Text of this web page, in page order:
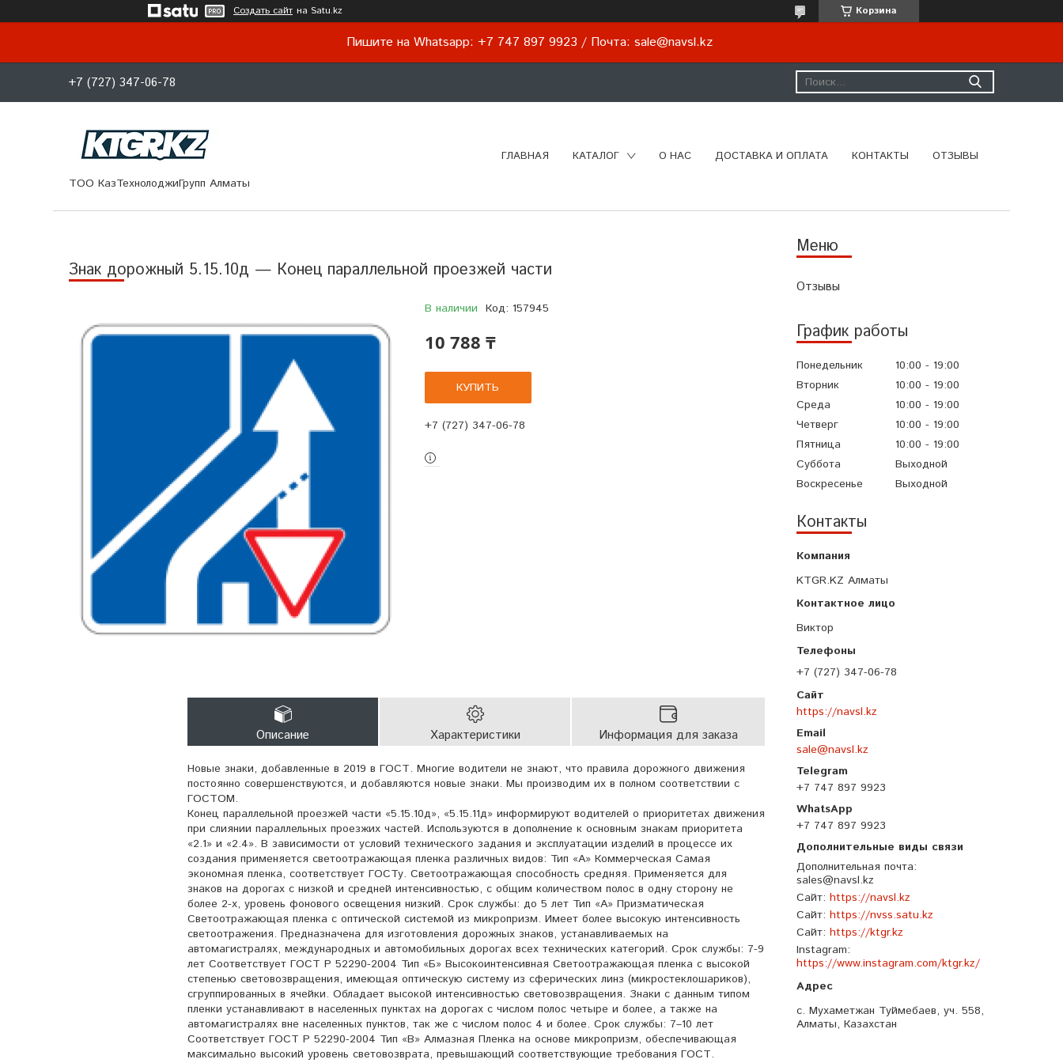
Создать сайт на Satu.kz Корзина
Пишите на Whatsapp: +7 747 897 9923 / Почта: sale@navsl.kz
+7 (727) 347-06-78
ТОО КазТехнолоджиГрупп Алматы
ГЛАВНАЯ КАТАЛОГ О НАС ДОСТАВКА И ОПЛАТА КОНТАКТЫ ОТЗЫВЫ
Отзывы
График работы
Понедельник 10:00
19:00
Вторник
10:00
19:00
Среда
10:00
19:00
Четверг
10:00
19:00
Пятница
10:00
19:00
Суббота
Выходной
Воскресенье
Выходной
Контакты
KTGR.KZ Алматы
Виктор
+7 (727) 347-06-78
https://navsl.kz
sale@navsl.kz
+7 747 897 9923
+7 747 897 9923
Дополнительная почта
sales@navsl.kz
Сайт https://navsl.kz
Сайт https://nvss.satu.kz
Сайт https://ktgr.kz
Instagram
https://www.instagram.com/ktgr.kz/
с. Мухаметжан Туймебаев, уч. 558,
Алматы, Казахстан
Знак дорожный 5.15.10д — Конец параллельной проезжей части
В наличии Код: 157945
10 788 ₸
КУПИТЬ
+7 (727) 347-06-78
Описание Характеристики Информация для заказа
Новые знаки, добавленные в 2019 в ГОСТ. Многие водители не знают, что правила дорожного движения
постоянно совершенствуются, и добавляются новые знаки. Мы производим их в полном соответствии с
ГОСТОМ.
Конец параллельной проезжей части «5.15.10д», «5.15.11д» информируют водителей о приоритетах движения
при слиянии параллельных проезжих частей. Используются в дополнение к основным знакам приоритета
«2.1» и «2.4». В зависимости от условий технического задания и эксплуатации изделий в процессе их
создания применяется светоотражающая пленка различных видов: Тип «А» Коммерческая Самая
экономная пленка, соответствует ГОСТу. Светоотражающая способность средняя. Применяется для
знаков на дорогах с низкой и средней интенсивностью, с общим количеством полос в одну сторону не
более 2-х, уровень фонового освещения низкий. Срок службы: до 5 лет Тип «А» Призматическая
Светоотражающая пленка с оптической системой из микропризм. Имеет более высокую интенсивность
светоотражения. Предназначена для изготовления дорожных знаков, устанавливаемых на
автомагистралях, международных и автомобильных дорогах всех технических категорий. Срок службы: 7-9
лет Соответствует ГОСТ Р 52290-2004 Тип «Б» Высокоинтенсивная Светоотражающая пленка с высокой
степенью световозвращения, имеющая оптическую систему из сферических линз (микростеклошариков),
сгруппированных в ячейки. Обладает высокой интенсивностью световозвращения. Знаки с данным типом
пленки устанавливают в населенных пунктах на дорогах с числом полос четыре и более, а также на
автомагистралях вне населенных пунктов, так же с числом полос 4 и более. Срок службы: 7–10 лет
Соответствует ГОСТ Р 52290-2004 Тип «В» Алмазная Пленка на основе микропризм, обеспечивающая
максимально высокий уровень световозврата, превышающий соответствующие требования ГОСТ.